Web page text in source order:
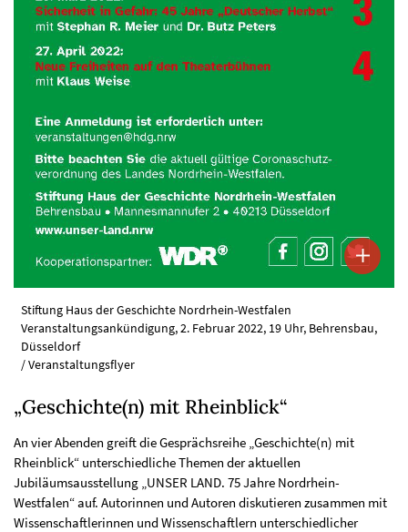
Stiftung Haus der Geschichte Nordrhein-Westfalen
Veranstaltungsankündigung, 2. Februar 2022, 19 Uhr, Behrensbau,
Düsseldorf
/ Veranstaltungsflyer
„Geschichte(n) mit Rheinblick“
An vier Abenden greift die Gesprächsreihe „Geschichte(n) mit
Rheinblick“ unterschiedliche Themen der aktuellen
Jubiläumsausstellung „UNSER LAND. 75 Jahre Nordrhein-
Westfalen“ auf. Autorinnen und Autoren diskutieren zusammen mit
Wissenschaftlerinnen und Wissenschaftlern unterschiedlicher